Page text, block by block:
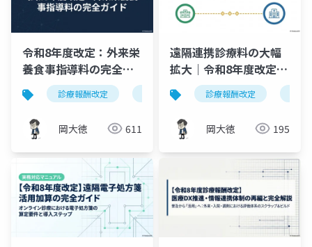
令和8年度改定：外来栄
養食事指導料の完全ガ
イド｜オンライン・電
話指導の評価見直しと
要件緩和
診療報酬改定 外来栄養食事指導料 オンライン栄
岡大徳 611
遠隔連携診療料の大幅
拡大｜令和8年度改定で
ひらく「D to P with
D」の新時代
診療報酬改定
岡大徳 195